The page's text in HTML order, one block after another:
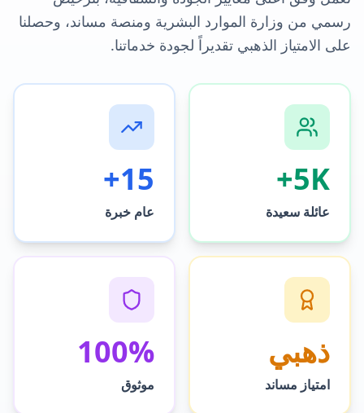
رسمي من وزارة الموارد البشرية ومنصة مساند، وحصلنا
على الامتياز الذهبي تقديراً لجودة خدماتنا.
5K+
عائلة سعيدة
15+
عام خبرة
ذهبي
امتياز مساند
100%
موثوق